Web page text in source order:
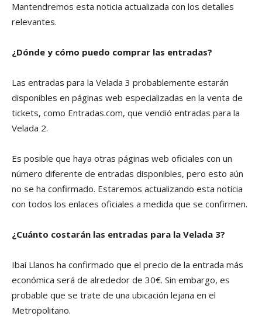
Mantendremos esta noticia actualizada con los detalles
relevantes.
¿Dónde y cómo puedo comprar las entradas?
Las entradas para la Velada 3 probablemente estarán
disponibles en páginas web especializadas en la venta de
tickets, como Entradas.com, que vendió entradas para la
Velada 2.
Es posible que haya otras páginas web oficiales con un
número diferente de entradas disponibles, pero esto aún
no se ha confirmado. Estaremos actualizando esta noticia
con todos los enlaces oficiales a medida que se confirmen.
¿Cuánto costarán las entradas para la Velada 3?
Ibai Llanos ha confirmado que el precio de la entrada más
económica será de alrededor de 30€. Sin embargo, es
probable que se trate de una ubicación lejana en el
Metropolitano.